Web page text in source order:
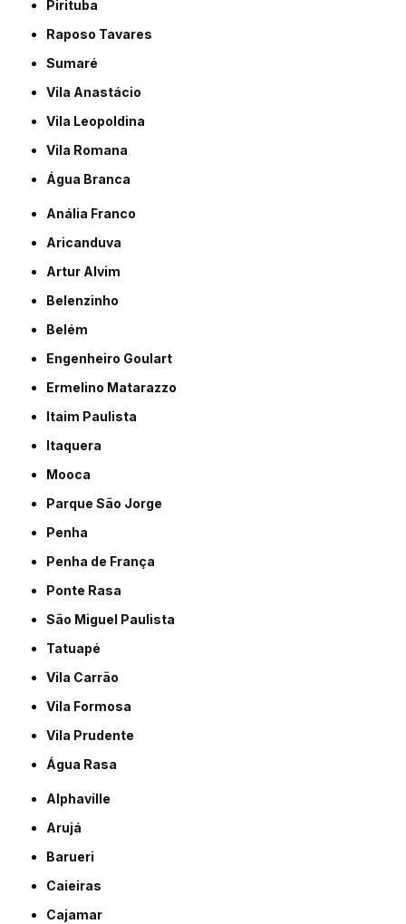
Pirituba
Raposo Tavares
Sumaré
Vila Anastácio
Vila Leopoldina
Vila Romana
Água Branca
Anália Franco
Aricanduva
Artur Alvim
Belenzinho
Belém
Engenheiro Goulart
Ermelino Matarazzo
Itaim Paulista
Itaquera
Mooca
Parque São Jorge
Penha
Penha de França
Ponte Rasa
São Miguel Paulista
Tatuapé
Vila Carrão
Vila Formosa
Vila Prudente
Água Rasa
Alphaville
Arujá
Barueri
Caieiras
Cajamar